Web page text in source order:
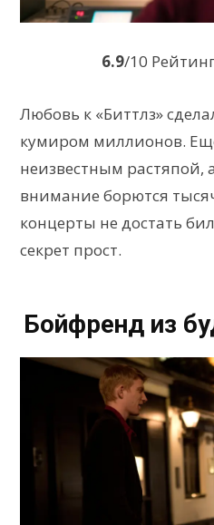
6.9/10
Любовь к «Биттлз»
кумиром миллионов.
неизвестным растяпой,
внимание борются
концерты не достать
секрет прост.
Бойфренд из